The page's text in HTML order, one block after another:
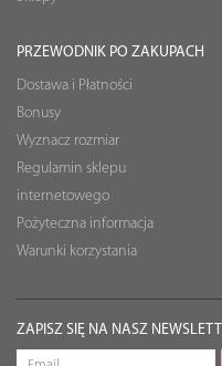
PRZEWODNIK PO ZAKUPACH
Dostawa i Płatności
Bonusy
Wyznacz rozmiar
Regulamin sklepu
internetowego
Pożyteczna informacja
Warunki korzystania
ZAPISZ SIĘ NA NASZ